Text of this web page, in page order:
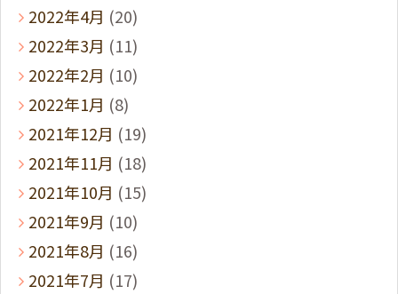
2022年4月 (20)
2022年3月 (11)
2022年2月 (10)
2022年1月 (8)
2021年12月 (19)
2021年11月 (18)
2021年10月 (15)
2021年9月 (10)
2021年8月 (16)
2021年7月 (17)